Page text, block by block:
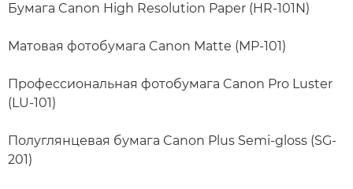
Бумага Canon High Resolution Paper (HR-101N)
Матовая фотобумага Canon Matte (MP-101)
Профессиональная фотобумага Canon Pro Luster
(LU-101)
Полуглянцевая бумага Canon Plus Semi-gloss (SG-
201)